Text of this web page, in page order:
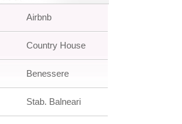
Airbnb
Country House
Benessere
Stab. Balneari